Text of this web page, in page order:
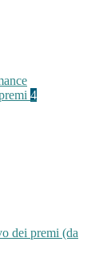
4
dei premi (da